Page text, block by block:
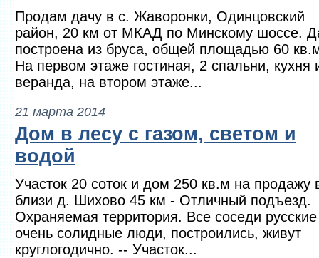
Продам дачу в с. Жаворонки, Одинцовский
район, 20 км от МКАД по Минскому шоссе.
построена из бруса, общей площадью 60
На первом этаже гостиная, 2 спальни, кухня
веранда, на втором этаже...
21 марта 2014
Дом в лесу с газом, светом и
водой
Участок 20 соток и дом 250 кв.м на продажу
близи д. Шихово 45 км - Отличный подъезд.
Охраняемая территория. Все соседи русские
очень солидные люди, построились, живут
круглогодично. -- Участок...